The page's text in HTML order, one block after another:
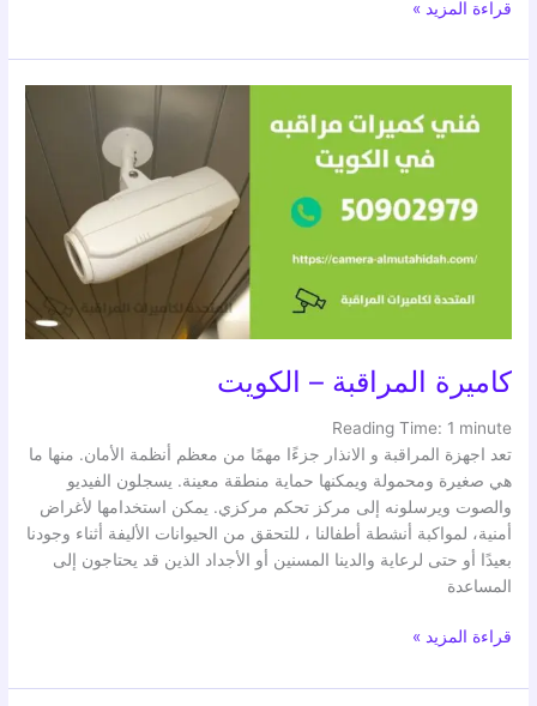
قراءة المزيد »
كاميرة المراقبة – الكويت
Reading Time: 1 minute
تعد اجهزة المراقبة و الانذار جزءًا مهمًا من معظم أنظمة الأمان. منها ما
هي صغيرة ومحمولة ويمكنها حماية منطقة معينة. يسجلون الفيديو
والصوت ويرسلونه إلى مركز تحكم مركزي. يمكن استخدامها لأغراض
أمنية، لمواكبة أنشطة أطفالنا ، للتحقق من الحيوانات الأليفة أثناء وجودنا
بعيدًا أو حتى لرعاية والدينا المسنين أو الأجداد الذين قد يحتاجون إلى
المساعدة
المراقبة
قراءة المزيد »